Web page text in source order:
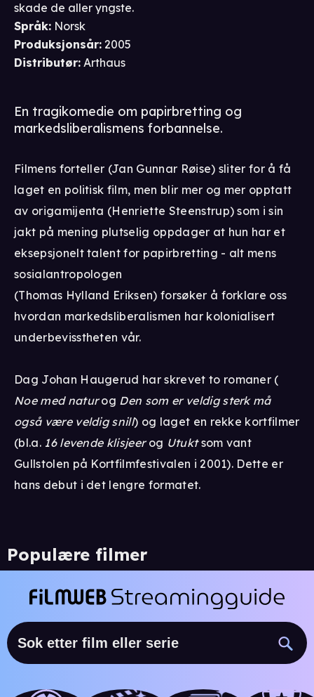
skade de aller yngste.
Språk: Norsk
Produksjonsår: 2005
Distributør: Arthaus
En tragikomedie om papirbretting og
markedsliberalismens forbannelse.
Filmens forteller (Jan Gunnar Røise) sliter for å få
laget en politisk film, men blir mer og mer opptatt
av origamijenta (Henriette Steenstrup) som i sin
jakt på mening plutselig oppdager at hun har et
eksepsjonelt talent for papirbretting - alt mens
sosialantropologen
(Thomas Hylland Eriksen) forsøker å forklare oss
hvordan markedsliberalismen har kolonialisert
underbevisstheten vår.
Dag Johan Haugerud har skrevet to romaner (
Noe med naturog Den som er veldig sterk må
også være veldig snill) og laget en rekke kortfilmer
(bl.a. 16 levende klisjeerog Utuktsom vant
Gullstolen på Kortfilmfestivalen i 2001). Dette er
hans debut i det lengre formatet.
Populære filmer